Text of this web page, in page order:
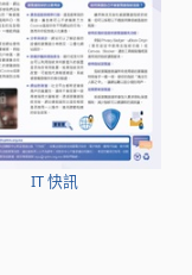
IT 快訊